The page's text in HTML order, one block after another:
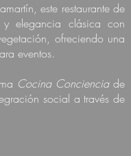
este restaurante de
elegancia clásica con
ofreciendo una
eventos.
Cocina Concienciade
social a través de